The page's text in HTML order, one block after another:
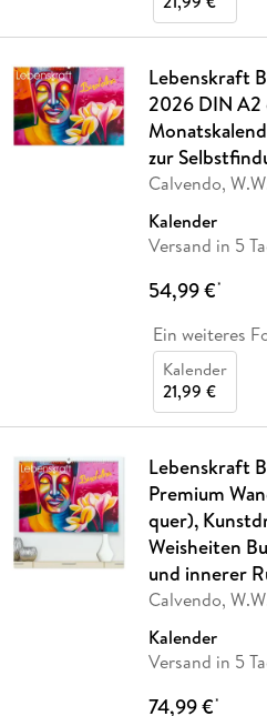
Lebenskraft
2026 DIN A2
zur
Calvendo,
Kalender
Versand in 5
54,99 €*
Ein weiteres
Kalender
21,99 €
Lebenskraft
Premium
quer),
Weisheiten
und innerer
Calvendo,
Kalender
Versand in 5
74,99 €*